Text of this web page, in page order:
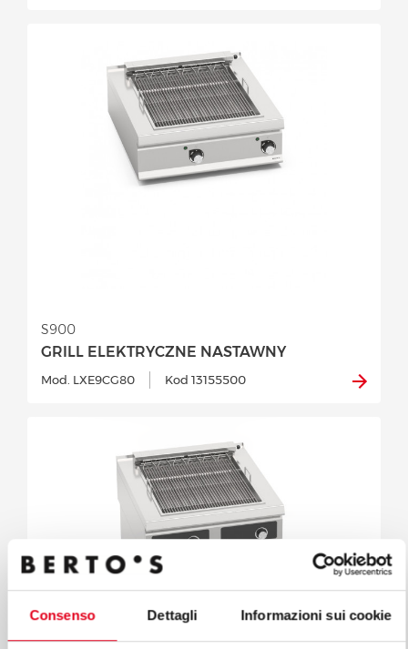
Consenso Dettagli Informazioni sui cookie
GRILL ELEKTRYCZNE NASTAWNY
S900
Mod. LXE9CG80 Kod 13155500